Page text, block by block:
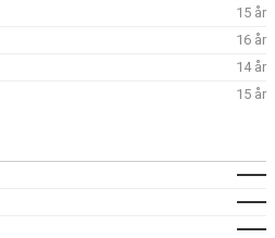
15 år
16 år
14 år
15 år